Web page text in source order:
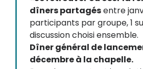
dîners partagésentre
participants par groupe, 1
discussion choisi ensemble.
Dîner général de
décembre à la chapelle.